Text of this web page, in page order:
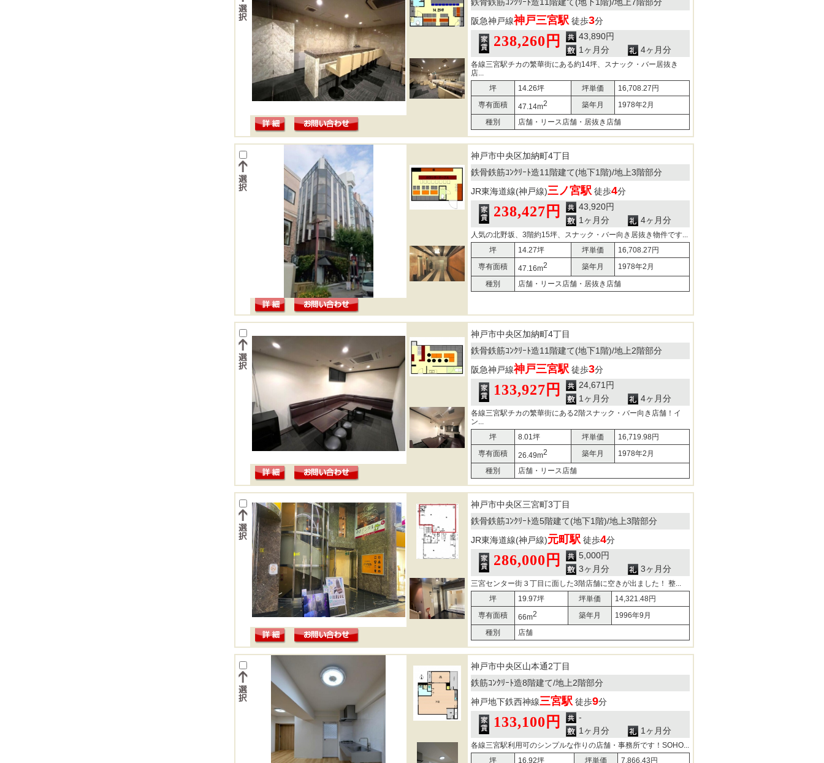
阪急神戸線神戸三宮駅 徒歩3分
238,260円
43,890円
1ヶ月分
4ヶ月分
各線三宮駅チカの繁華街にある約14坪、スナック・バー居抜き
店...
坪
14.26坪 坪単価
16,708.27円
専有面積
47.14m2 築年月
1978年2月
種別
店舗・リース店舗・居抜き店舗
神戸市中央区加納町4丁目
鉄骨鉄筋ｺﾝｸﾘｰﾄ造11階建て(地下1階)/地上3階部分
JR東海道線(神戸線)三ノ宮駅 徒歩4分
238,427円
43,920円
1ヶ月分
4ヶ月分
人気の北野坂、3階約15坪、スナック・バー向き居抜き物件です...
坪
14.27坪 坪単価
16,708.27円
専有面積
47.16m2 築年月
1978年2月
種別
店舗・リース店舗・居抜き店舗
神戸市中央区加納町4丁目
鉄骨鉄筋ｺﾝｸﾘｰﾄ造11階建て(地下1階)/地上2階部分
阪急神戸線神戸三宮駅 徒歩3分
133,927円
24,671円
1ヶ月分
4ヶ月分
各線三宮駅チカの繁華街にある2階スナック・バー向き店舗！イ
ン...
坪
8.01坪 坪単価
16,719.98円
専有面積
26.49m2 築年月
1978年2月
種別
店舗・リース店舗
神戸市中央区三宮町3丁目
鉄骨鉄筋ｺﾝｸﾘｰﾄ造5階建て(地下1階)/地上3階部分
JR東海道線(神戸線)元町駅 徒歩4分
286,000円
5,000円
3ヶ月分
3ヶ月分
三宮センター街３丁目に面した3階店舗に空きが出ました！ 整...
坪
19.97坪 坪単価
14,321.48円
専有面積
66m2 築年月
1996年9月
種別
店舗
神戸市中央区山本通2丁目
鉄筋ｺﾝｸﾘｰﾄ造8階建て/地上2階部分
神戸地下鉄西神線三宮駅 徒歩9分
133,100円
-
1ヶ月分
1ヶ月分
各線三宮駅利用可のシンプルな作りの店舗・事務所です！SOHO...
坪
16.92坪 坪単価 7,866.43円